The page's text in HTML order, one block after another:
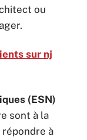
ou
sur nj
(ESN)
sont à la
à